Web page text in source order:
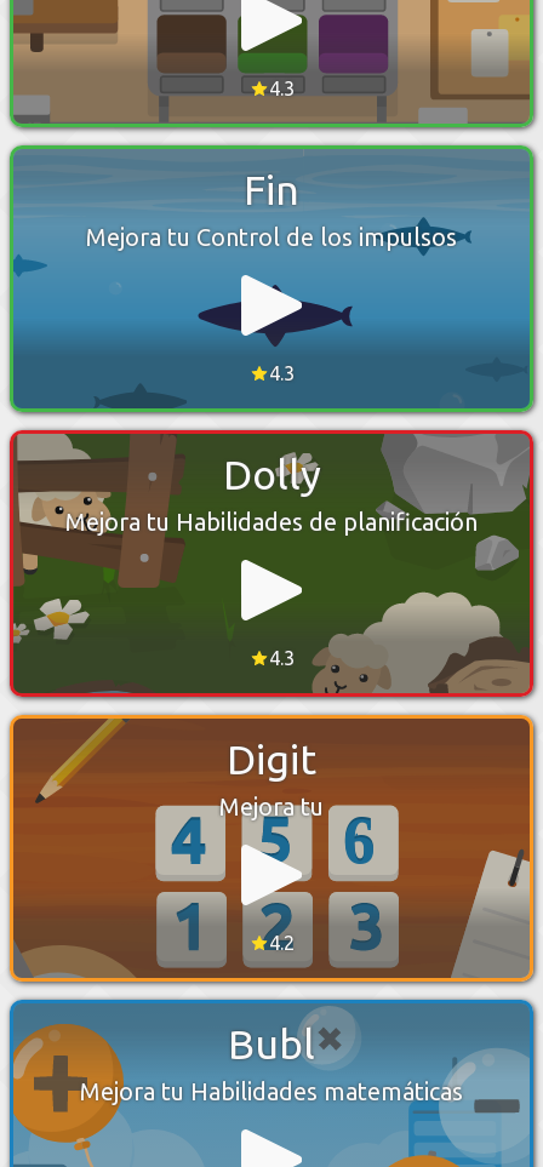
4.3
Fin
Mejora tu Control de los impulsos
4.3
Dolly
Mejora tu Habilidades de planificación
4.3
Digit
Mejora tu
4.2
Bubl
Mejora tu Habilidades matemáticas